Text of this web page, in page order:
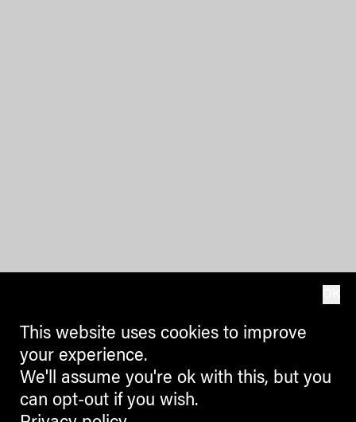
This website uses cookies to improve
your experience.
We'll assume you're ok with this, but you
can opt-out if you wish.